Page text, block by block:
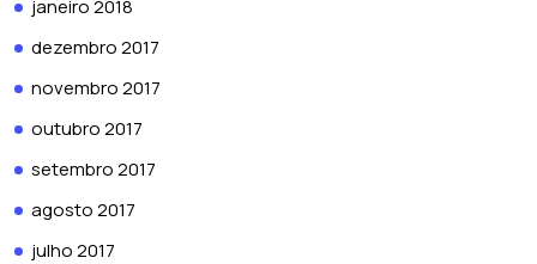
janeiro 2018
dezembro 2017
novembro 2017
outubro 2017
setembro 2017
agosto 2017
julho 2017